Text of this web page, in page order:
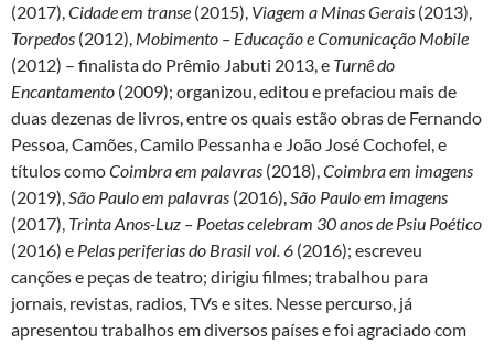
(2017),Cidade em transe (2015), Viagem a Minas Gerais (2013),
Torpedos (2012), Mobimento – Educação e Comunicação Mobile
(2012) – finalista do Prêmio Jabuti 2013, e Turnê do
Encantamento (2009); organizou, editou e prefaciou mais de
duas dezenas de livros, entre os quais estão obras de Fernando
Pessoa, Camões, Camilo Pessanha e João José Cochofel, e
títulos comoCoimbra em palavras (2018),Coimbra em imagens
(2019),São Paulo em palavras (2016),São Paulo em imagens
(2017), Trinta Anos-Luz – Poetas celebram 30 anos de Psiu Poético
(2016) e Pelas periferias do Brasil vol. 6 (2016); escreveu
canções e peças de teatro; dirigiu filmes; trabalhou para
jornais, revistas, radios, TVs e sites. Nesse percurso, já
apresentou trabalhos em diversos países e foi agraciado com